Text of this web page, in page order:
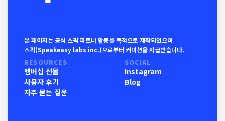
본 페이지는 공식 스픽 파트너 활동을 목적으로 제작되었으며
스픽(Speakeasy labs inc.)으로부터 커미션을 지급받습니다.
RESOURCES
멤버십 선물
사용자 후기
자주 묻는 질문
SOCIAL
Instagram
Blog